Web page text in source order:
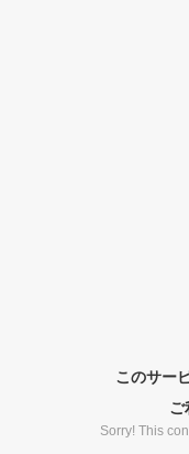
このサー
ご
Sorry! This